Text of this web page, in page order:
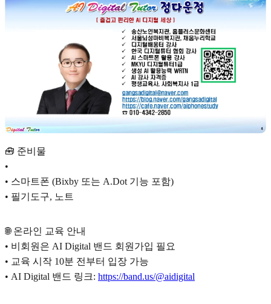
🧰 준비물
•
• 스마트폰 (Bixby 또는 A.Dot 기능 포함)
• 필기도구, 노트
🌐 온라인 교육 안내
• 비회원은 AI Digital 밴드 회원가입 필요
• 교육 시작 10분 전부터 입장 가능
• AI Digital 밴드 링크: https://band.us/@aidigital